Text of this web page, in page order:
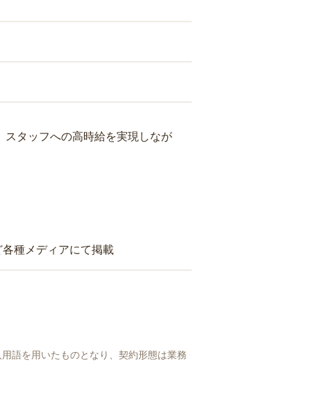
タッフへの高時給を実現しなが
種メディアにて掲載
語を用いたものとなり、契約形態は業務